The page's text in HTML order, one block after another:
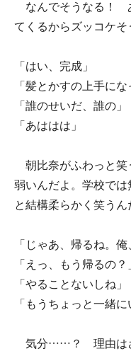
なんでそうなる！
てくるからズッコケそ
「はい、完成」
「髪とかすの上手にな
「誰のせいだ、誰の」
「あははは」
朝比奈がふわっと笑
弱いんだよ。学校で
と結構柔らかく笑うん
「じゃあ、帰るね。
「えっ、もう帰るの？
「やることないしね」
「もうちょっと一緒
気分……？ 理由はざ